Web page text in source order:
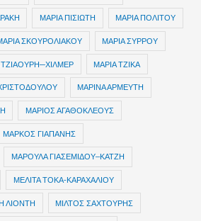
ΜΑΡΙΑ ΠΙΣΙΩΤΗ ΜΑΡΙΑ ΠΟΛΙΤΟΥ
ΣΚΟΥΡΟΛΙΑΚΟΥ ΜΑΡΙΑ ΣΥΡΡΟΥ
ΤΖΙΑΟΥΡΗ─ΧΙΛΜΕΡ ΜΑΡΙΑ ΤΖΙΚΑ
ΜΑΡΙΝΑ ΑΡΜΕΥΤΗ
ΜΑΡΙΟΣ ΑΓΑΘΟΚΛΕΟΥΣ
ΜΑΡΚΟΣ ΓΙΑΠΑΝΗΣ
ΜΑΡΟΥΛΑ ΓΙΑΣΕΜΙΔΟΥ–ΚΑΤΖΗ
ΜΕΛΙΤΑ ΤΟΚΑ-ΚΑΡΑΧΑΛΙΟΥ
ΛΙΟΝΤΗ ΜΙΛΤΟΣ ΣΑΧΤΟΥΡΗΣ